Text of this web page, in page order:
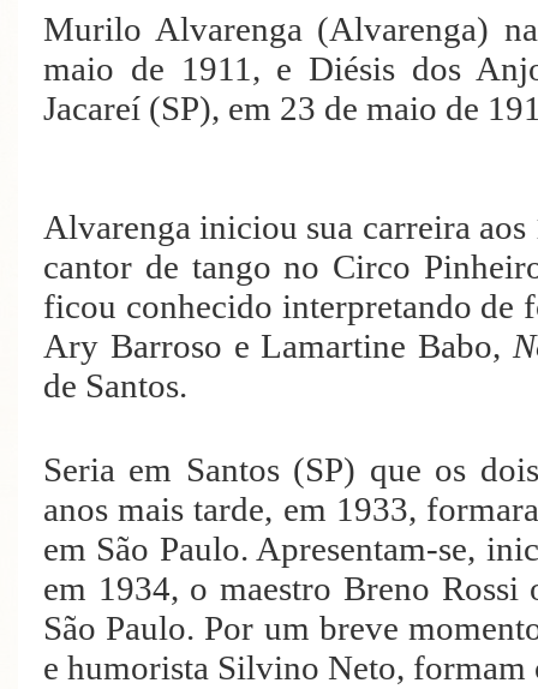
Murilo Alvarenga (Alvarenga)
maio de 1911, e Diésis dos
Jacareí (SP), em 23 de maio de
Alvarenga iniciou sua carreira aos
cantor de tango no Circo
ficou conhecido interpretando de
Ary Barroso e Lamartine Babo,
de Santos.
Seria em Santos (SP) que os
anos mais tarde, em 1933,
em São Paulo. Apresentam-se,
em 1934, o maestro Breno
São Paulo. Por um breve
e humorista Silvino Neto,